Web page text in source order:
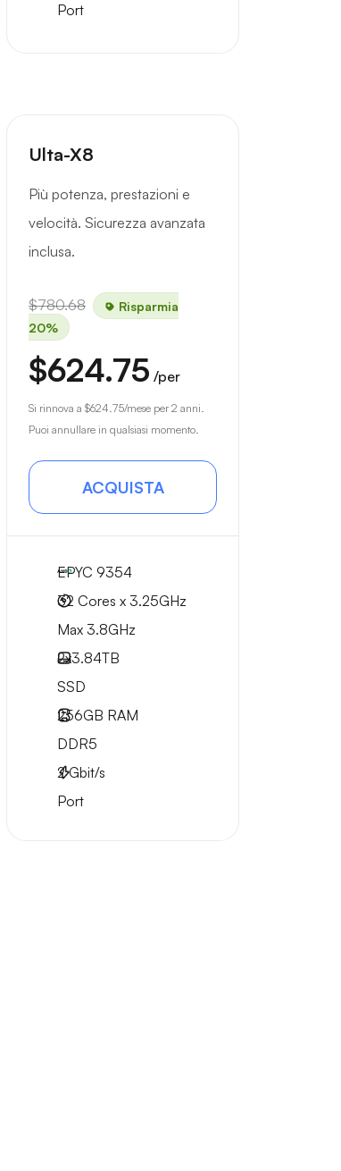
Port
Ulta-X8
Più potenza, prestazioni e
velocità. Sicurezza avanzata
inclusa.
$780.68
Risparmia
20%
$624.75 /per
Si rinnova a $624.75/mese per 2 anni.
Puoi annullare in qualsiasi momento.
ACQUISTA
EPYC 9354
32 Cores x 3.25GHz
Max 3.8GHz
2x3.84TB
SSD
256GB RAM
DDR5
2Gbit/s
Port